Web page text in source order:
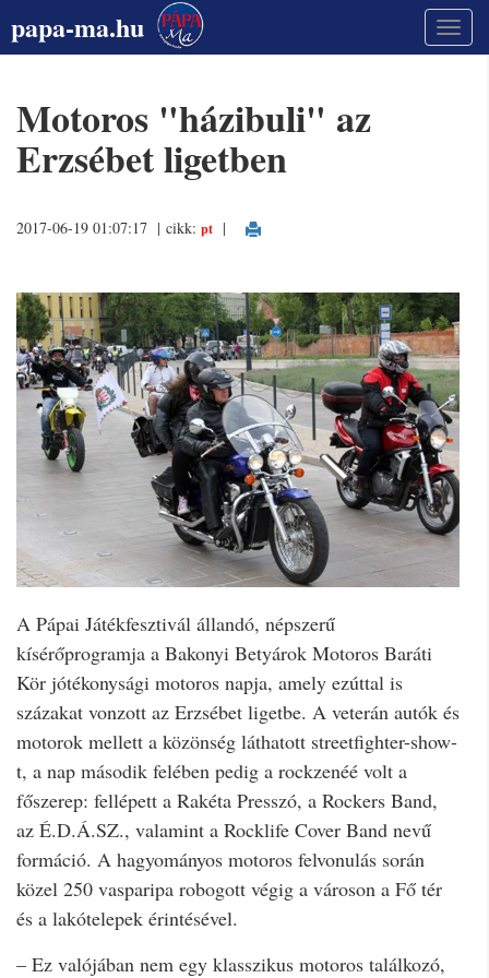
papa-ma.hu
Motoros "házibuli" az
Erzsébet ligetben
2017-06-19 01:07:17 | cikk: pt |
A Pápai Játékfesztivál állandó, népszerű
kísérőprogramja a Bakonyi Betyárok Motoros Baráti
Kör jótékonysági motoros napja, amely ezúttal is
százakat vonzott az Erzsébet ligetbe. A veterán autók és
motorok mellett a közönség láthatott streetfighter-show-
t, a nap második felében pedig a rockzenéé volt a
főszerep: fellépett a Rakéta Presszó, a Rockers Band,
az É.D.Á.SZ., valamint a Rocklife Cover Band nevű
formáció. A hagyományos motoros felvonulás során
közel 250 vasparipa robogott végig a városon a Fő tér
és a lakótelepek érintésével.
– Ez valójában nem egy klasszikus motoros találkozó,